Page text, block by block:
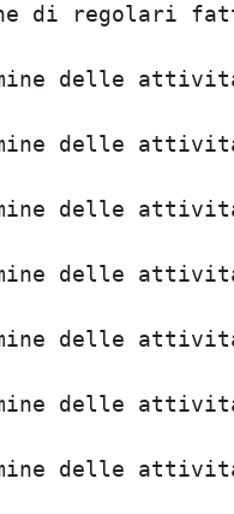
di
al termine
al termine
al termine
al termine
al termine
al termine
al termine